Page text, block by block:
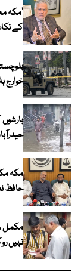
‘مکہ
کے
خوارج
حیدرآباد میں
مکہ
حافظ
مکمل
نہیں